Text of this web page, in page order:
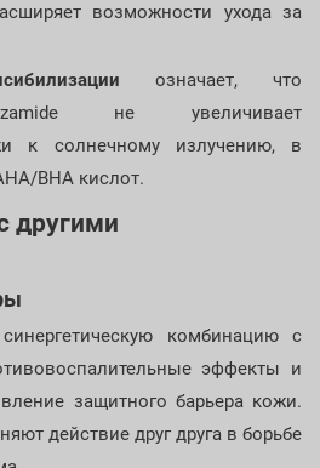
возможности ухода за
означает, что
не увеличивает
к солнечному излучению, в
BHA кислот.
другими
комбинацию с
эффекты и
защитного барьера кожи.
действие друг друга в борьбе